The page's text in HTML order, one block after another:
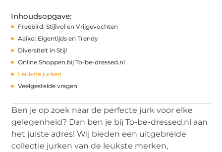
Inhoudsopgave:
Freebird: Stijlvol en Vrijgevochten
Aaiko: Eigentijds en Trendy
Diversiteit in Stijl
Online Shoppen bij To-be-dressed.nl
Leukste jurken
Veelgestelde vragen
Ben je op zoek naar de perfecte jurk voor elke
gelegenheid? Dan ben je bij To-be-dressed.nl aan
het juiste adres! Wij bieden een uitgebreide
collectie jurken van de leukste merken,